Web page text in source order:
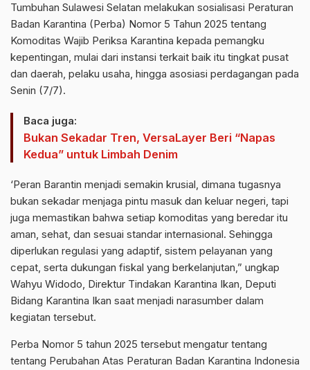
Tumbuhan Sulawesi Selatan melakukan sosialisasi Peraturan
Badan Karantina (Perba) Nomor 5 Tahun 2025 tentang
Komoditas Wajib Periksa Karantina kepada pemangku
kepentingan, mulai dari instansi terkait baik itu tingkat pusat
dan daerah, pelaku usaha, hingga asosiasi perdagangan pada
Senin (7/7).
Baca juga:
Bukan Sekadar Tren, VersaLayer Beri “Napas
Kedua” untuk Limbah Denim
‘Peran Barantin menjadi semakin krusial, dimana tugasnya
bukan sekadar menjaga pintu masuk dan keluar negeri, tapi
juga memastikan bahwa setiap komoditas yang beredar itu
aman, sehat, dan sesuai standar internasional. Sehingga
diperlukan regulasi yang adaptif, sistem pelayanan yang
cepat, serta dukungan fiskal yang berkelanjutan,” ungkap
Wahyu Widodo, Direktur Tindakan Karantina Ikan, Deputi
Bidang Karantina Ikan saat menjadi narasumber dalam
kegiatan tersebut.
Perba Nomor 5 tahun 2025 tersebut mengatur tentang
tentang Perubahan Atas Peraturan Badan Karantina Indonesia